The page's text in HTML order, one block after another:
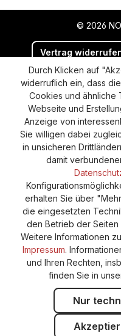
© 2026
Vertrag
Versand und
Cookie-Einstellungen
Durch Klicken auf
widerruflich ein, dass die
Cookies und ähnliche
Webseite und
Anzeige von
Sie willigen dabei
in unsicheren
damit
erhalten Sie über
die eingesetzten
den Betrieb der Seiten
Weitere Informationen
Impressum.
und Ihren Rechten,
finden Sie in
Nur